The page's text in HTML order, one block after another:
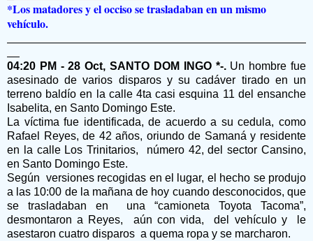
*Los matadores y el occiso se trasladaban en un mismo
vehículo.
04:20 PM - 28 Oct, SANTO DOM INGO *-.Un hombre fue
asesinado de varios disparos y su cadáver tirado en un
terreno baldío en la calle 4ta casi esquina 11 del ensanche
Isabelita, en Santo Domingo Este.
La víctima fue identificada, de acuerdo a su cedula, como
Rafael Reyes, de 42 años, oriundo de Samaná y residente
en la calle Los Trinitarios,
número 42, del sector Cansino,
en Santo Domingo Este.
Según versiones recogidas en el lugar, el hecho se produjo
a las 10:00 de la mañana de hoy cuando desconocidos, que
se trasladaban en
una “camioneta Toyota Tacoma”,
desmontaron a Reyes,
aún con vida, del vehículo y
le
asestaron cuatro disparos a quema ropa y se marcharon.